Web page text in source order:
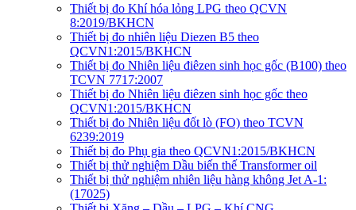
Thiết bị đo Khí hóa lỏng LPG theo QCVN
8:2019/BKHCN
Thiết bị đo nhiên liệu Diezen B5 theo
QCVN1:2015/BKHCN
Thiết bị đo Nhiên liệu điêzen sinh học gốc (B100) theo
TCVN 7717:2007
Thiết bị đo Nhiên liệu điêzen sinh học gốc theo
QCVN1:2015/BKHCN
Thiết bị đo Nhiên liệu đốt lò (FO) theo TCVN
6239:2019
Thiết bị đo Phụ gia theo QCVN1:2015/BKHCN
Thiết bị thử nghiệm Dầu biến thế Transformer oil
Thiết bị thử nghiệm nhiên liệu hàng không Jet A-1:
(17025)